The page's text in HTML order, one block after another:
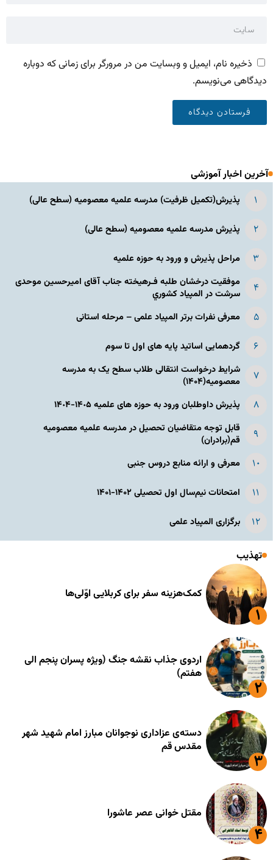
ذخیره نام، ایمیل و وبسایت من در مرورگر برای زمانی که دوباره
دیدگاهی می‌نویسم.
آخرین اخبار آموزشی
پذیرش(تکمیل ظرفیت) مدرسه علمیه معصومیه‌ (سطح عالی)
پذیرش مدرسه علمیه معصومیه‌ (سطح عالی)
مراحل پذیرش و ورود به حوزه علمیه
موفقیت درخشان طلبه فـرهیخته جناب آقای امیرحسین موحدی
سرشت در المپياد كشوري
معرفی نفرات برتر المپیاد علمی – مرحله استانی
گردهمایی اساتید پایه های اول تا سوم
شرایط درخواست انتقالی طلاب سطح یک به مدرسه
معصومیه(۱۴۰۴)
پذیرش داوطلبان ورود به حوزه های علمیه ١۴٠۵-١۴٠۴
قابل توجه متقاضیان تحصیل در مدرسه علمیه معصومیه
قم(برادران)
معرفی و ارائه منابع دروس جنبی
امتحانات نیم‌سال اول تحصیلی ۱۴۰۲-۱۴۰۱
برگزاری المپیاد علمی
تهذیب
کمک‌هزینه سفر برای کربلایی اوّلی‌ها
اردوی جذاب نقشه جنگ (ویژه پسران پنجم الی
هفتم)
دسته‌ی عزاداری نوجوانان مبارز امام شهید شهر
مقدس قم
مقتل خوانی عصر عاشورا